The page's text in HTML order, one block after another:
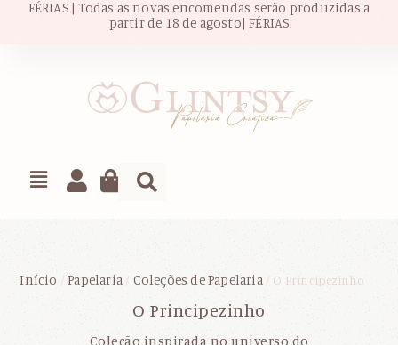
FÉRIAS | Todas as novas encomendas serão produzidas a
partir de 18 de agosto| FÉRIAS
Início /Papelaria / Coleções de Papelaria/ O Principezinho
O Principezinho
Coleção inspirada no universo do